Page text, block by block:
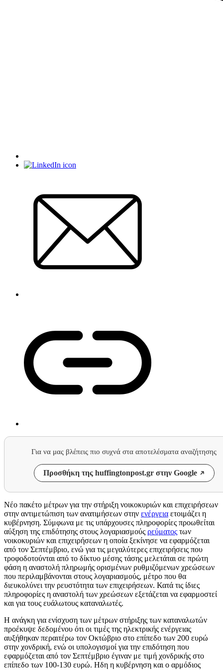
Για να μας βλέπεις πιο συχνά στα αποτελέσματα αναζήτησης
Προσθήκη της huffingtonpost.gr στην Google
Νέο πακέτο μέτρων για την στήριξη νοικοκυριών και επιχειρήσεων
στην αντιμετώπιση των ανατιμήσεων στην ενέργεια ετοιμάζει η
κυβέρνηση. Σύμφωνα με τις υπάρχουσες πληροφορίες προωθείται
αύξηση της επιδότησης στους λογαριασμούς ρεύματος των
νοικοκυριών και επιχειρήσεων η οποία ξεκίνησε να εφαρμόζεται
από τον Σεπτέμβριο, ενώ για τις μεγαλύτερες επιχειρήσεις που
τροφοδοτούνται από το δίκτυο μέσης τάσης μελετάται σε πρώτη
φάση η αναστολή πληρωμής ορισμένων ρυθμιζόμενων χρεώσεων
που περιλαμβάνονται στους λογαριασμούς, μέτρο που θα
διευκολύνει την ρευστότητα των επιχειρήσεων. Κατά τις ίδιες
πληροφορίες η αναστολή των χρεώσεων εξετάζεται να εφαρμοστεί
και για τους ευάλωτους καταναλωτές.
Η ανάγκη για ενίσχυση των μέτρων στήριξης των καταναλωτών
προέκυψε δεδομένου ότι οι τιμές της ηλεκτρικής ενέργειας
αυξήθηκαν περαιτέρω τον Οκτώβριο στο επίπεδο των 200 ευρώ
στην χονδρική, ενώ οι υπολογισμοί για την επιδότηση που
εφαρμόζεται από τον Σεπτέμβριο έγιναν με τιμή χονδρικής στο
επίπεδο των 100-130 ευρώ. Ηδη η κυβέρνηση και ο αρμόδιος